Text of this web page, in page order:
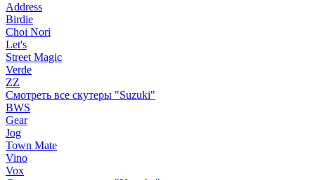
Address
Birdie
Choi Nori
Let's
Street Magic
Verde
ZZ
Смотреть все скутеры "Suzuki"
BWS
Gear
Jog
Town Mate
Vino
Vox